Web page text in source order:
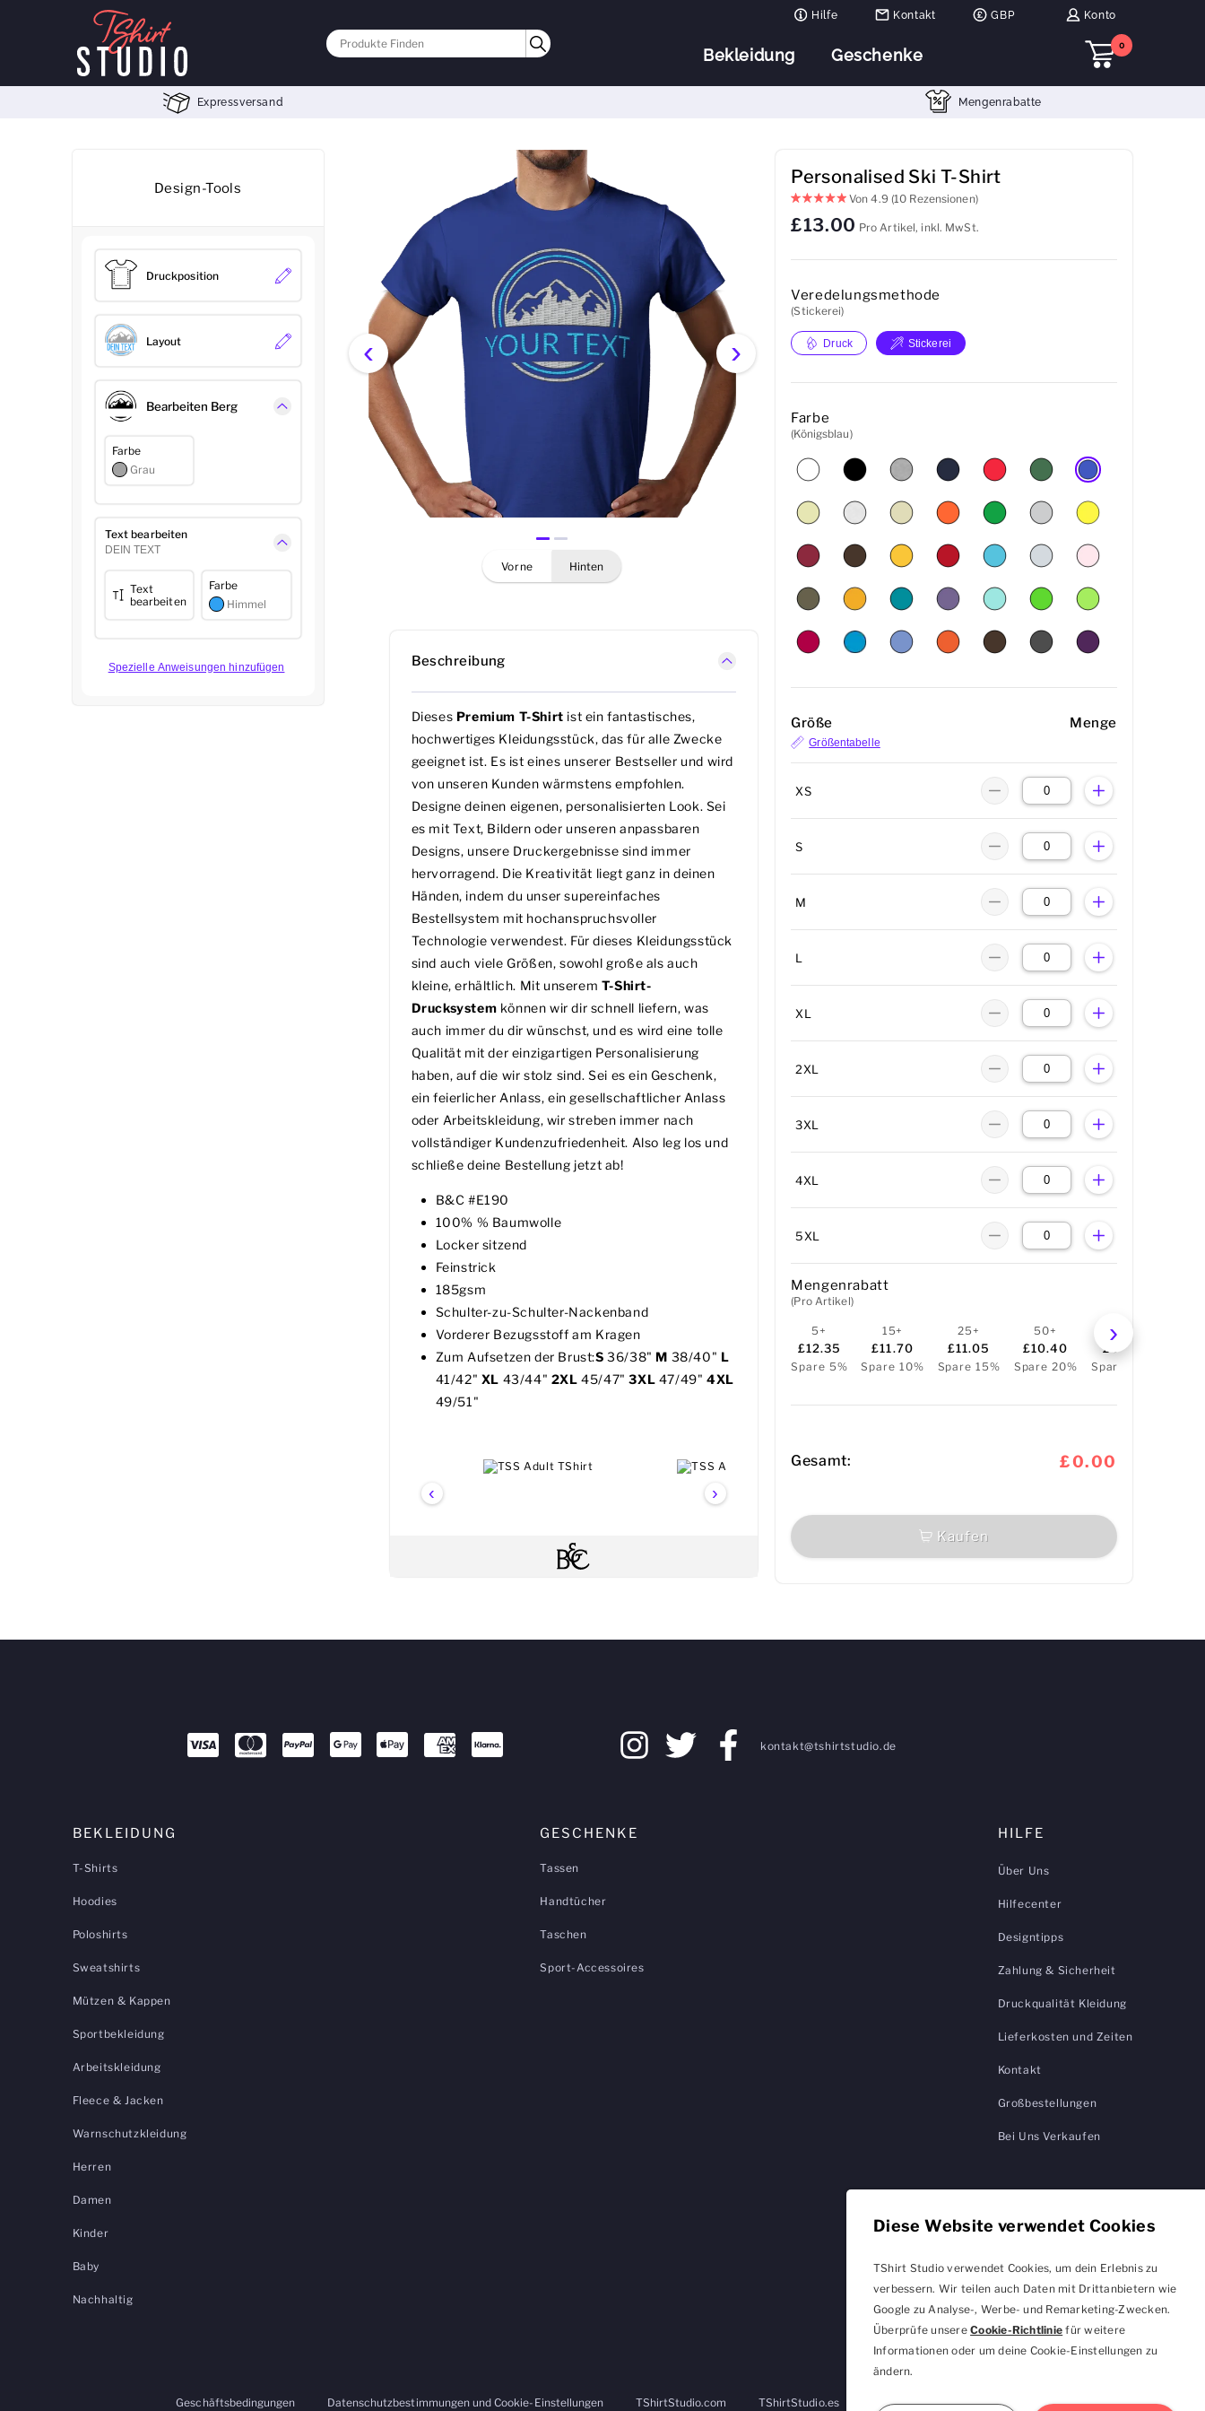
Diese Website verwendet Cookies
TShirt Studio verwendet Cookies, um dein Erlebnis zu
verbessern. Wir teilen auch Daten mit Drittanbietern wie
Google zu Analyse-, Werbe- und Remarketing-Zwecken.
Überprüfe unsereCookie-Richtlinie für weitere
Informationen oder um deine Cookie-Einstellungen zu
ändern.
Hilfe Kontakt GBP Konto
Bekleidung Geschenke
0
Expressversand Mengenrabatte
Design-Tools
Druckposition
Layout
Bearbeiten Berg
Farbe
Grau
Text bearbeiten
DEIN TEXT
Text
bearbeiten
Farbe
Himmel
Spezielle Anweisungen hinzufügen
‹ ›
vorne hinten
Beschreibung
Dieses Premium T-Shirt ist ein fantastisches,
hochwertiges Kleidungsstück, das für alle Zwecke
geeignet ist. Es ist eines unserer Bestseller und wird
von unseren Kunden wärmstens empfohlen.
Designe deinen eigenen, personalisierten Look. Sei
es mit Text, Bildern oder unseren anpassbaren
Designs, unsere Druckergebnisse sind immer
hervorragend. Die Kreativität liegt ganz in deinen
Händen, indem du unser supereinfaches
Bestellsystem mit hochanspruchsvoller
Technologie verwendest. Für dieses Kleidungsstück
sind auch viele Größen, sowohl große als auch
kleine, erhältlich. Mit unserem T-Shirt-
Drucksystem können wir dir schnell liefern, was
auch immer du dir wünschst, und es wird eine tolle
Qualität mit der einzigartigen Personalisierung
haben, auf die wir stolz sind. Sei es ein Geschenk,
ein feierlicher Anlass, ein gesellschaftlicher Anlass
oder Arbeitskleidung, wir streben immer nach
vollständiger Kundenzufriedenheit. Also leg los und
schließe deine Bestellung jetzt ab!
B&C #E190
100% % Baumwolle
Locker sitzend
Feinstrick
185gsm
Schulter-zu-Schulter-Nackenband
Vorderer Bezugsstoff am Kragen
Zum Aufsetzen der Brust:S 36/38" M 38/40" L
41/42" XL 43/44" 2XL 45/47"3XL 47/49" 4XL
49/51"
‹ ›
Personalised Ski T-Shirt
Von4.9 (10 Rezensionen)
£13.00 Pro Artikel, inkl. MwSt.
Veredelungsmethode
(Stickerei)
Druck Stickerei
Farbe
(Königsblau)
Größe Menge
Größentabelle
XS
S
M
L
XL
2XL
3XL
4XL
5XL
Mengenrabatt
(Pro Artikel)
5+
£12.35
Spare 5%
15+
£11.70
Spare 10%
25+
£11.05
Spare 15%
50+
£10.40
Spare 20%
100+
£9.49
Spare 27%
Gesamt: £0.00
Kaufen
kontakt@tshirtstudio.de
BEKLEIDUNG
T-Shirts
Hoodies
Poloshirts
Sweatshirts
Mützen & Kappen
Sportbekleidung
Arbeitskleidung
Fleece & Jacken
Warnschutzkleidung
Herren
Damen
Kinder
Baby
Nachhaltig
GESCHENKE
Tassen
Handtücher
Taschen
Sport-Accessoires
HILFE
Über Uns
Hilfecenter
Designtipps
Zahlung & Sicherheit
Druckqualität Kleidung
Lieferkosten und Zeiten
Kontakt
Großbestellungen
Bei Uns Verkaufen
Geschäftsbedingungen Datenschutzbestimmungen und Cookie-Einstellungen TShirtStudio.com TShirtStudio.es TShirtStudio.de TShirtStudio.fr